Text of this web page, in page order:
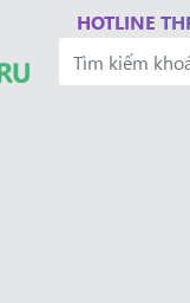
HOTLINE